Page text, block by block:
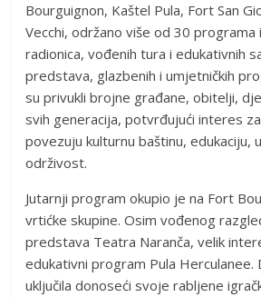
Bourguignon, Kaštel Pula, Fort San
Vecchi, održano više od 30
radionica, vođenih tura i edukativnih
predstava, glazbenih i umjetničkih
su privukli brojne građane, obitelji,
svih generacija, potvrđujući interes
povezuju kulturnu baštinu, edukaciju,
održivost.
Jutarnji program okupio je na Fort
vrtićke skupine. Osim vođenog
predstava Teatra Naranča, velik
edukativni program Pula Herculanee.
uključila donoseći svoje rabljene